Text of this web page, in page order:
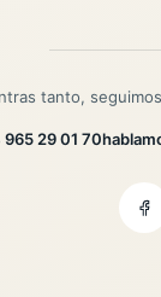
tanto,
965 29 01 70